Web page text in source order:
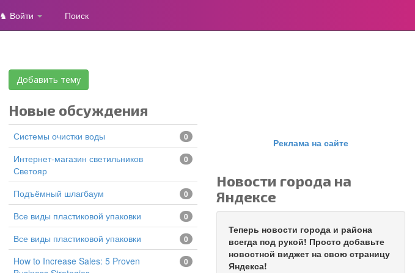
♞ Войти Поиск
Добавить тему
Новые обсуждения
Системы очистки воды 0
Интернет-магазин светильников
Светояр
0
подъёмный шлагбаум 0
все виды пластиковой упаковки 0
все виды пластиковой упаковки 0
How to Increase Sales: 5 Proven
0
Реклама на сайте
Новости города на
Яндексе
Теперь новости города и района
всегда под рукой! Просто добавьте
новостной виджет на свою страницу
Яндекса!